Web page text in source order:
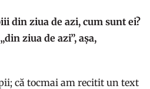
din ziua de azi, cum sunt ei?
ziua de azi”, așa,
că tocmai am recitit un text